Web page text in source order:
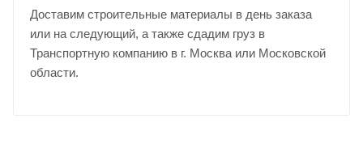
Доставим строительные материалы в день заказа
или на следующий, а также сдадим груз в
Транспортную компанию в г. Москва или Московской
области.